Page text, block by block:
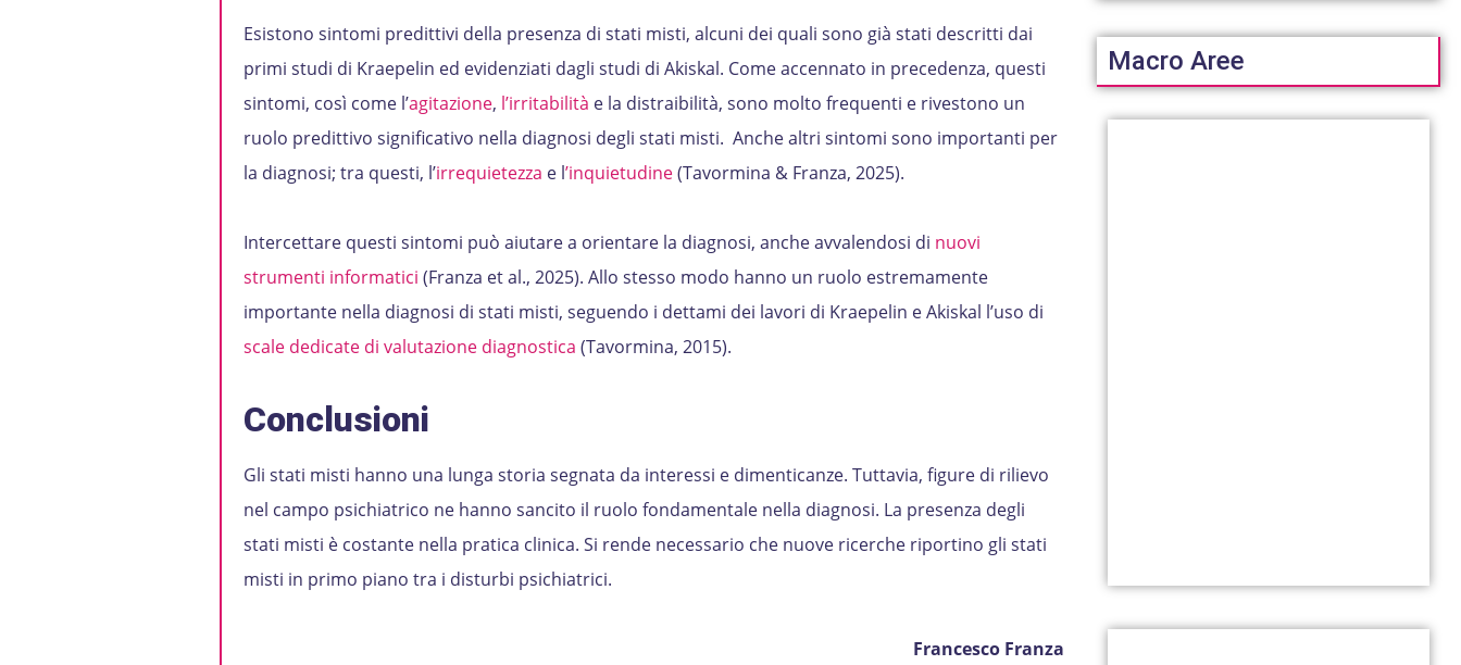
Esistono sintomi predittivi della presenza di stati misti, alcuni dei quali sono già stati descritti dai
primi studi di Kraepelin ed evidenziati dagli studi di Akiskal. Come accennato in precedenza, questi
sintomi, così come l’agitazione, l’irritabilità e la distraibilità, sono molto frequenti e rivestono un
ruolo predittivo significativo nella diagnosi degli stati misti. Anche altri sintomi sono importanti per
la diagnosi; tra questi, l’irrequietezza e l’inquietudine(Tavormina & Franza, 2025).
Intercettare questi sintomi può aiutare a orientare la diagnosi, anche avvalendosi di nuovi
strumenti informatici (Franza et al., 2025). Allo stesso modo hanno un ruolo estremamente
importante nella diagnosi di stati misti, seguendo i dettami dei lavori di Kraepelin e Akiskal l’uso di
scale dedicate di valutazione diagnostica (Tavormina, 2015).
Conclusioni
Gli stati misti hanno una lunga storia segnata da interessi e dimenticanze. Tuttavia, figure di rilievo
nel campo psichiatrico ne hanno sancito il ruolo fondamentale nella diagnosi. La presenza degli
stati misti è costante nella pratica clinica. Si rende necessario che nuove ricerche riportino gli stati
misti in primo piano tra i disturbi psichiatrici.
Francesco Franza
Macro Aree